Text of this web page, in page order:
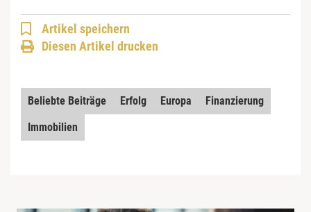
Artikel speichern
Diesen Artikel drucken
Beliebte Beiträge Erfolg Europa
Finanzierung
Immobilien